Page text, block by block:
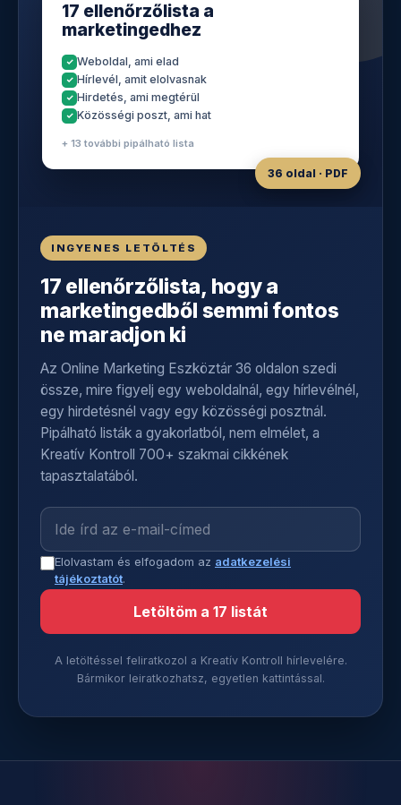
17 ellenőrzőlista a
marketingedhez
Weboldal, ami elad
Hírlevél, amit elolvasnak
Hirdetés, ami megtérül
Közösségi poszt, ami hat
+ 13 további pipálható lista
36 oldal · PDF
INGYENES LETÖLTÉS
17 ellenőrzőlista, hogy a
marketingedből semmi fontos
ne maradjon ki
Az Online Marketing Eszköztár 36 oldalon szedi
össze, mire figyelj egy weboldalnál, egy hírlevélnél,
egy hirdetésnél vagy egy közösségi posztnál.
Pipálható listák a gyakorlatból, nem elmélet, a
Kreatív Kontroll 700+ szakmai cikkének
tapasztalatából.
Elolvastam és elfogadom az adatkezelési
tájékoztatót.
Letöltöm a 17 listát
A letöltéssel feliratkozol a Kreatív Kontroll hírlevelére.
Bármikor leiratkozhatsz, egyetlen kattintással.